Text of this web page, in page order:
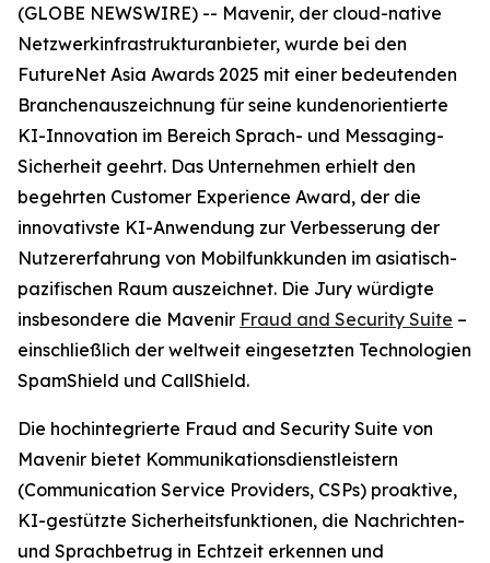
(GLOBE NEWSWIRE) -- Mavenir, der cloud-native
Netzwerkinfrastrukturanbieter, wurde bei den
FutureNet Asia Awards 2025 mit einer bedeutenden
Branchenauszeichnung für seine kundenorientierte
KI-Innovation im Bereich Sprach- und Messaging-
Sicherheit geehrt. Das Unternehmen erhielt den
begehrten Customer Experience Award, der die
innovativste KI-Anwendung zur Verbesserung der
Nutzererfahrung von Mobilfunkkunden im asiatisch-
pazifischen Raum auszeichnet. Die Jury würdigte
insbesondere die Mavenir Fraud and Security Suite –
einschließlich der weltweit eingesetzten Technologien
SpamShield und CallShield.
Die hochintegrierte Fraud and Security Suite von
Mavenir bietet Kommunikationsdienstleistern
(Communication Service Providers, CSPs) proaktive,
KI-gestützte Sicherheitsfunktionen, die Nachrichten-
und Sprachbetrug in Echtzeit erkennen und